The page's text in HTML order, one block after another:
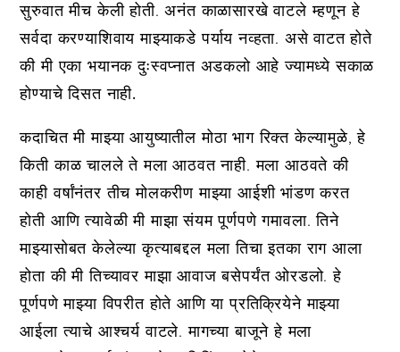
सुरुवात मीच केली होती. अनंत काळासारखे वाटले म्हणून हे
सर्वदा करण्याशिवाय माझ्याकडे पर्याय नव्हता. असे वाटत होते
की मी एका भयानक दुःस्वप्नात अडकलो आहे ज्यामध्ये सकाळ
होण्याचे दिसत नाही.
कदाचित मी माझ्या आयुष्यातील मोठा भाग रिक्त केल्यामुळे, हे
किती काळ चालले ते मला आठवत नाही. मला आठवते की
काही वर्षांनंतर तीच मोलकरीण माझ्या आईशी भांडण करत
होती आणि त्यावेळी मी माझा संयम पूर्णपणे गमावला. तिने
माझ्यासोबत केलेल्या कृत्याबद्दल मला तिचा इतका राग आला
होता की मी तिच्यावर माझा आवाज बसेपर्यंत ओरडलो. हे
पूर्णपणे माझ्या विपरीत होते आणि या प्रतिक्रियेने माझ्या
आईला त्याचे आश्चर्य वाटले. मागच्या बाजूने हे मला